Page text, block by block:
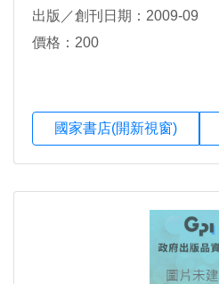
出版／創刊日期：2009-09
價格：200
國家書店(開新視窗)